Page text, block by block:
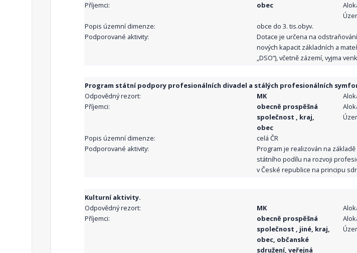
Příjemci:
obec
Popis územní dimenze:
obce do 3. tis.obyv.
Podporované aktivity:
Dotace je určena na
nových kapacit základních a
„DSO“), včetně zázemí, vyjma
Program státní podpory profesionálních divadel a stálých profesionálních
Odpovědný rezort:
MK
Příjemci:
obecně prospěšná
společnost , kraj,
obec
Popis územní dimenze:
celá ČR
Podporované aktivity:
Program je realizován na
státního podílu na rozvoji
v České republice na principu
Kulturní aktivity.
Odpovědný rezort:
MK
Příjemci:
obecně prospěšná
společnost , jiné, kraj,
obec, občanské
sdružení, veřejná